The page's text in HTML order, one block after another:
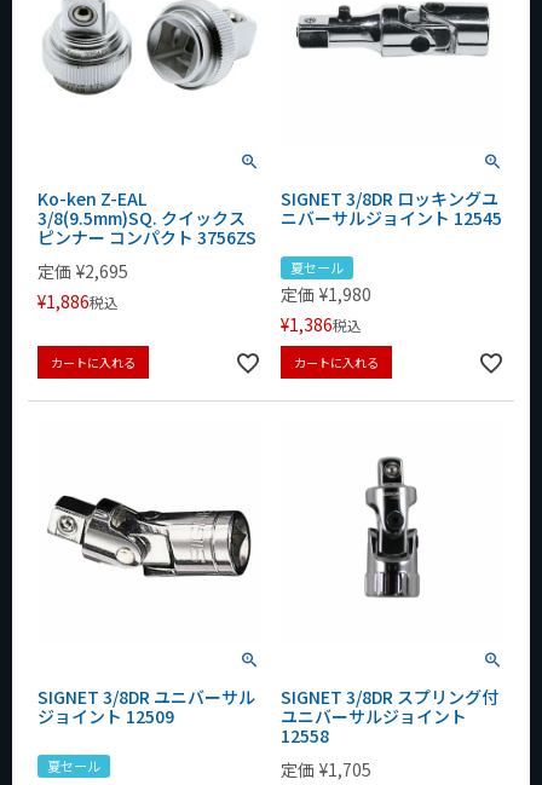
Ko-ken Z-EAL
3/8(9.5mm)SQ. クイックス
ピンナー コンパクト 3756ZS
定価 ¥2,695
¥1,886税込
カートに入れる
SIGNET 3/8DR ロッキングユ
ニバーサルジョイント 12545
夏セール
定価 ¥1,980
¥1,386税込
カートに入れる
SIGNET 3/8DR ユニバーサル
ジョイント 12509
夏セール
SIGNET 3/8DR スプリング付
ユニバーサルジョイント
12558
定価 ¥1,705